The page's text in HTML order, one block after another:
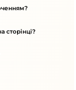
сторінці?